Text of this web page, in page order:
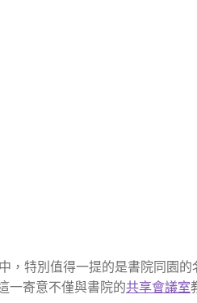
，特別值得一提的是書院同園
一寄意不僅與書院的共享會議室